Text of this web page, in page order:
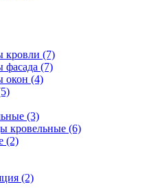
кровли (7)
фасада (7)
окон (4)
(3)
кровельные (6)
(2)
(2)